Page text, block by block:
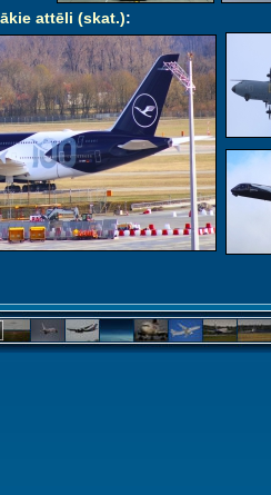
attēli (skat.):